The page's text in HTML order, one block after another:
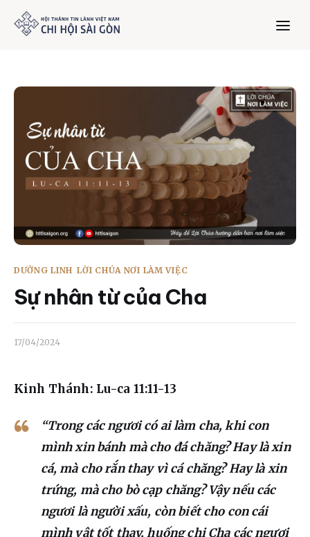
Giới thiệu
Dưỡng Linh
Bản tin
Mục vụ
Dâng hiến
DƯỠNG LINH LỜI CHÚA NƠI LÀM VIỆC
Sự nhân từ của Cha
17/04/2024
Kinh Thánh: Lu-ca 11:11-13
“Trong các ngươi có ai làm cha, khi con
mình xin bánh mà cho đá chăng? Hay là xin
cá, mà cho rắn thay vì cá chăng? Hay là xin
trứng, mà cho bò cạp chăng? Vậy nếu các
ngươi là người xấu, còn biết cho con cái
mình vật tốt thay, huống chi Cha các ngươi